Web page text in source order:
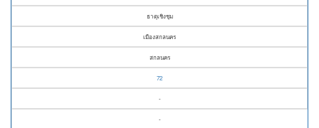
ธาตุเชิงชุม
เมืองสกลนคร
สกลนคร
72
-
-